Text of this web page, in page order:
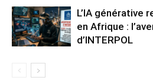
L’IA générative
en Afrique :
d’INTERPOL